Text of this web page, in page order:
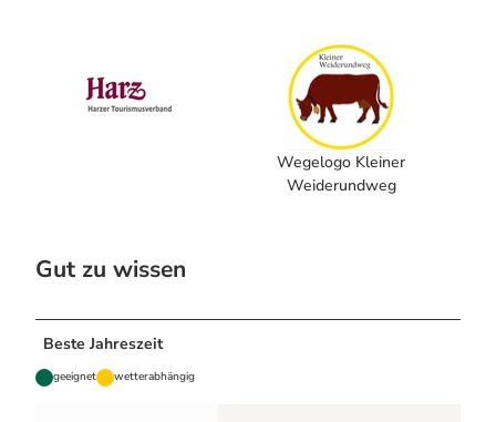
Wegelogo Kleiner
Weiderundweg
Gut zu wissen
Beste Jahreszeit
geeignet wetterabhängig